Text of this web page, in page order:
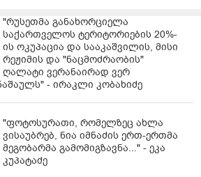
შედეგად, არსებითად
უფლებები, ამასთან
დააკავეს. მათ ბრალდება
ვადაში, სისხლის სამართლის
მესამე ნაწილის „ბ“
უფლებამოსილების
"რუსეთმა განახორციელა
საქართველოს ტერიტორიების 20%-
ის ოკუპაცია და სააკაშვილის, მისი
რეჟიმის და "ნაცმოძრაობის"
ღალატი ვერანაირად ვერ
- ირაკლი კობახიძე
"ფოტოსურათი, რომელზეც ახლა
ვისაუბრებ, ნია იმნაძის ერთ-ერთმა
მეგობარმა გამომიგზავნა..." - ეკა
კუპატაძე